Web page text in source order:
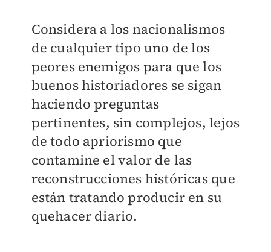
Considera a los nacionalismos
de cualquier tipo uno de los
peores enemigos para que los
buenos historiadores se sigan
haciendo preguntas
pertinentes, sin complejos, lejos
de todo apriorismo que
contamine el valor de las
reconstrucciones históricas que
están tratando producir en su
quehacer diario.